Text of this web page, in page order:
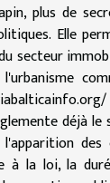
plus de
Elle
secteur
déjà
des
à la loi, la